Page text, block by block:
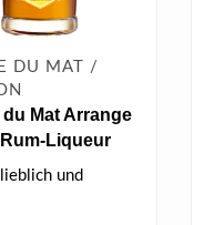
DU MAT /
du Mat Arrange
Liqueur
vol
und